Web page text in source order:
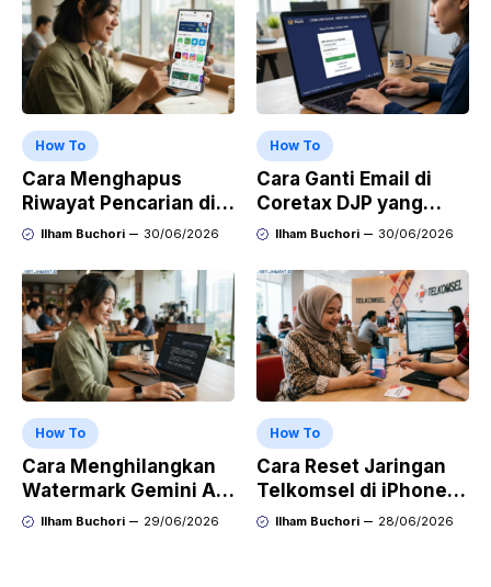
How To
Cara Menghapus
Riwayat Pencarian di
Play Store di HP
OPPO, dan Vivo
Ilham Buchori 30/06/2026
How To
Cara Ganti Email di
Coretax DJP yang
Sudah Tidak Aktif
Ilham Buchori 30/06/2026
How To
Cara Menghilangkan
Watermark Gemini AI
dengan Mudah Hasil
Ilham Buchori 29/06/2026
How To
Cara Reset Jaringan
Telkomsel di iPhone
agar Koneksi Stabil
Ilham Buchori 28/06/2026